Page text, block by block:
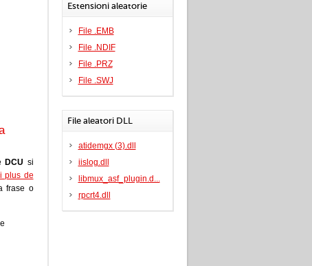
DCU si
plus de
frase o
Estensioni aleatorie
File .EMB
File .NDIF
File .PRZ
File .SWJ
File aleatori DLL
atidemgx (3).dll
iislog.dll
libmux_asf_plugin.d...
rpcrt4.dll